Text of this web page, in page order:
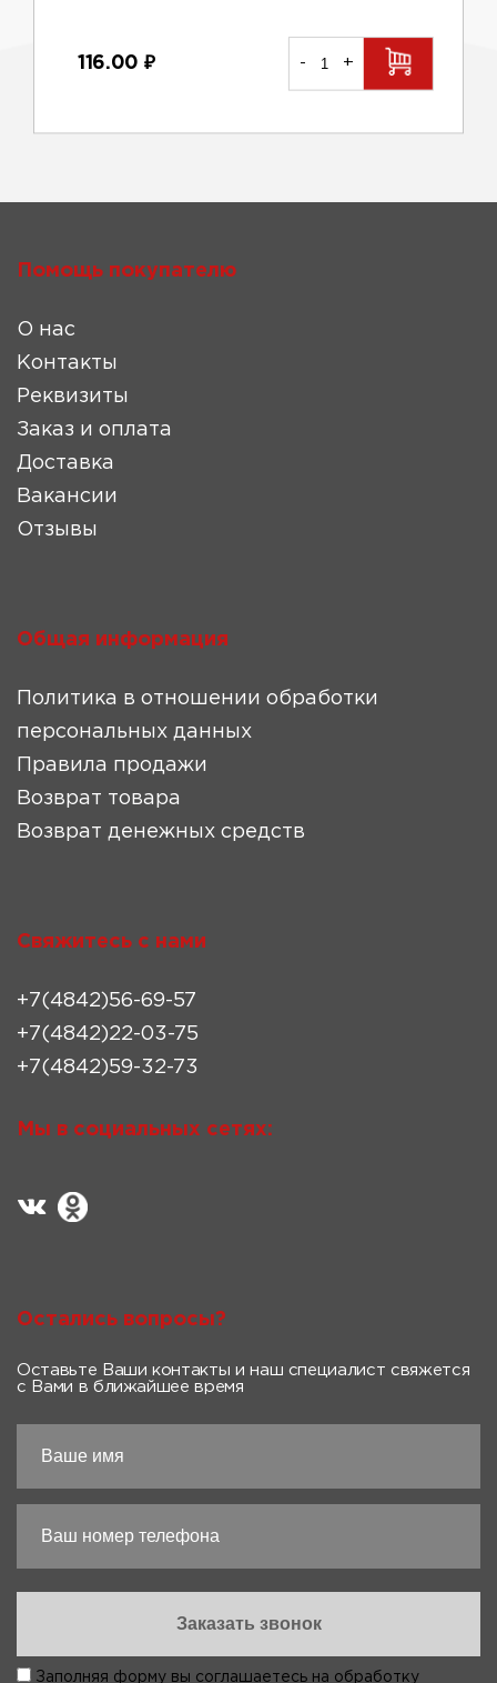
116.00 ₽ - +
Помощь покупателю
О нас
Контакты
Реквизиты
Заказ и оплата
Доставка
Вакансии
Отзывы
Общая информация
Политика в отношении обработки
персональных данных
Правила продажи
Возврат товара
Возврат денежных средств
Свяжитесь с нами
+7(4842)56-69-57
+7(4842)22-03-75
+7(4842)59-32-73
Мы в социальных сетях:
Остались вопросы?
Оставьте Ваши контакты и наш специалист свяжется
с Вами в ближайшее время
Заполняя форму вы соглашаетесь на обработку